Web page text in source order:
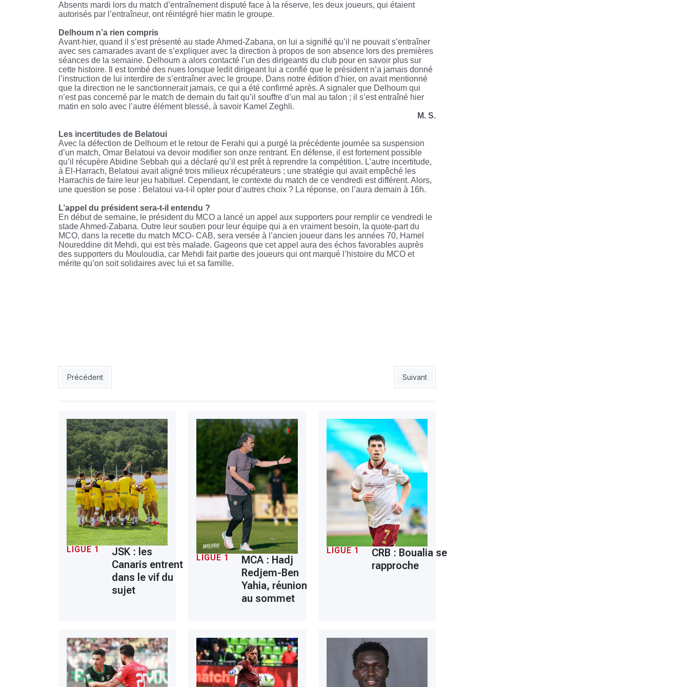
Absents mardi lors du match d’entraînement disputé face à la réserve, les deux joueurs, qui étaient
autorisés par l’entraîneur, ont réintégré hier matin le groupe.
Delhoum n’a rien compris
Avant-hier, quand il s’est présenté au stade Ahmed-Zabana, on lui a signifié qu’il ne pouvait s’entraîner
avec ses camarades avant de s’expliquer avec la direction à propos de son absence lors des premières
séances de la semaine. Delhoum a alors contacté l’un des dirigeants du club pour en savoir plus sur
cette histoire. Il est tombé des nues lorsque ledit dirigeant lui a confié que le président n’a jamais donné
l’instruction de lui interdire de s’entraîner avec le groupe. Dans notre édition d’hier, on avait mentionné
que la direction ne le sanctionnerait jamais, ce qui a été confirmé après. A signaler que Delhoum qui
n’est pas concerné par le match de demain du fait qu’il souffre d’un mal au talon ; il s’est entraîné hier
matin en solo avec l’autre élément blessé, à savoir Kamel Zeghli.
M. S.
Les incertitudes de Belatoui
Avec la défection de Delhoum et le retour de Ferahi qui a purgé la précédente journée sa suspension
d’un match, Omar Belatoui va devoir modifier son onze rentrant. En défense, il est fortement possible
qu’il récupère Abidine Sebbah qui a déclaré qu’il est prêt à reprendre la compétition. L’autre incertitude,
à El-Harrach, Belatoui avait aligné trois milieux récupérateurs ; une stratégie qui avait empêché les
Harrachis de faire leur jeu habituel. Cependant, le contexte du match de ce vendredi est différent. Alors,
une question se pose : Belatoui va-t-il opter pour d’autres choix ? La réponse, on l’aura demain à 16h.
L’appel du président sera-t-il entendu ?
En début de semaine, le président du MCO a lancé un appel aux supporters pour remplir ce vendredi le
stade Ahmed-Zabana. Outre leur soutien pour leur équipe qui a en vraiment besoin, la quote-part du
MCO, dans la recette du match MCO- CAB, sera versée à l’ancien joueur dans les années 70, Hamel
Noureddine dit Mehdi, qui est très malade. Gageons que cet appel aura des échos favorables auprès
des supporters du Mouloudia, car Mehdi fait partie des joueurs qui ont marqué l’histoire du MCO et
mérite qu’on soit solidaires avec lui et sa famille.
Article précédent : ESS: Entre méfiance et confiance
Précédent Article suivant : USMH: Charef galvanise ses attaquants
Suivant
LIGUE 1
JSK : les
Canaris entrent
dans le vif du
sujet
LIGUE 1
MCA : Hadj
Redjem-Ben
Yahia, réunion
au sommet
LIGUE 1
CRB : Boualia se
rapproche